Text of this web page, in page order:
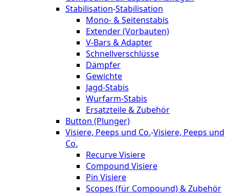
Stabilisation-Stabilisation
Mono- & Seitenstabis
Extender (Vorbauten)
V-Bars & Adapter
Schnellverschlüsse
Dämpfer
Gewichte
Jagd-Stabis
Wurfarm-Stabis
Ersatzteile & Zubehör
Button (Plunger)
Visiere, Peeps und Co.-Visiere, Peeps und
Co.
Recurve Visiere
Compound Visiere
Pin Visiere
Scopes (für Compound) & Zubehör